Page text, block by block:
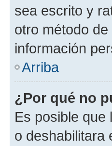
sea escrito y
otro método
información
Arriba
¿Por qué no
Es posible que
o deshabilitara